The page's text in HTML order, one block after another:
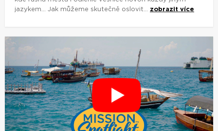
jazykem... Jak můžeme skutečně oslovit... zobrazit více